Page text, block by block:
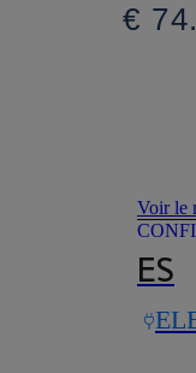
€
Voir le
ES